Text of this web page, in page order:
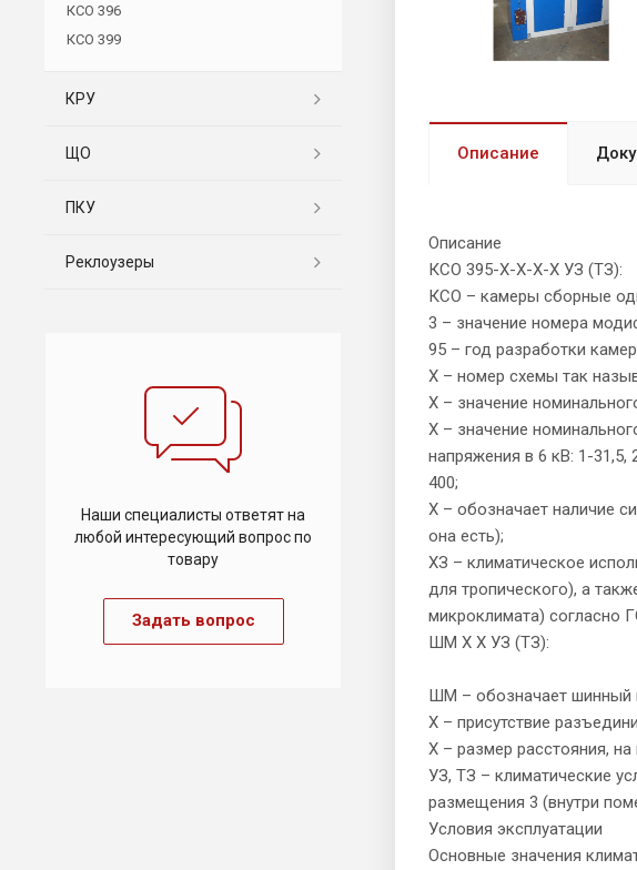
Описание
Описание
КСО 395-Х-Х-Х-Х УЗ (ТЗ):
КСО – камеры сборные
3 – значение номера
95 – год разработки
Х – номер схемы так
Х – значение
Х – значение
напряжения в 6 кВ: 1-31,5,
400;
Х – обозначает наличие
она есть);
ХЗ – климатическое
для тропического), а
микроклимата) согласно
ШМ Х Х УЗ (ТЗ):
ШМ – обозначает шинный
Х – присутствие
Х – размер расстояния,
УЗ, ТЗ – климатические
размещения 3 (внутри
Условия эксплуатации
Основные значения
КСО 396
КСО 399
КРУ
ЩО
ПКУ
Реклоузеры
Наши специалисты ответят на
любой интересующий вопрос по
товару
Задать вопрос